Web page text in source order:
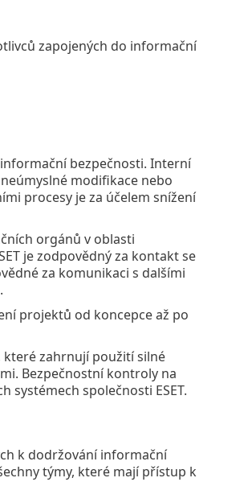
zapojených do informační
bezpečnosti. Interní
modifikace nebo
procesy je za účelem snížení
orgánů v oblasti
je zodpovědný za kontakt se
za komunikaci s dalšími
projektů od koncepce až po
zahrnují použití silné
Bezpečnostní kontroly na
systémech společnosti ESET.
k dodržování informační
týmy, které mají přístup k